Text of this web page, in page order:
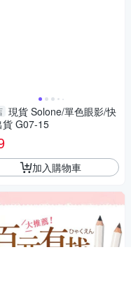
現貨 Solone/單色眼影/快
貨 G07-15
加入購物車